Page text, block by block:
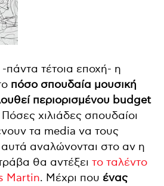
-πάντα τέτοια εποχή- η
πόσο σπουδαία μουσική
περιορισμένου budget
Πόσες χιλιάδες σπουδαίοι
τα media να τους
αναλώνονται στο αν η
θα αντέξει το ταλέντο
Martin. Μέχρι που ένας